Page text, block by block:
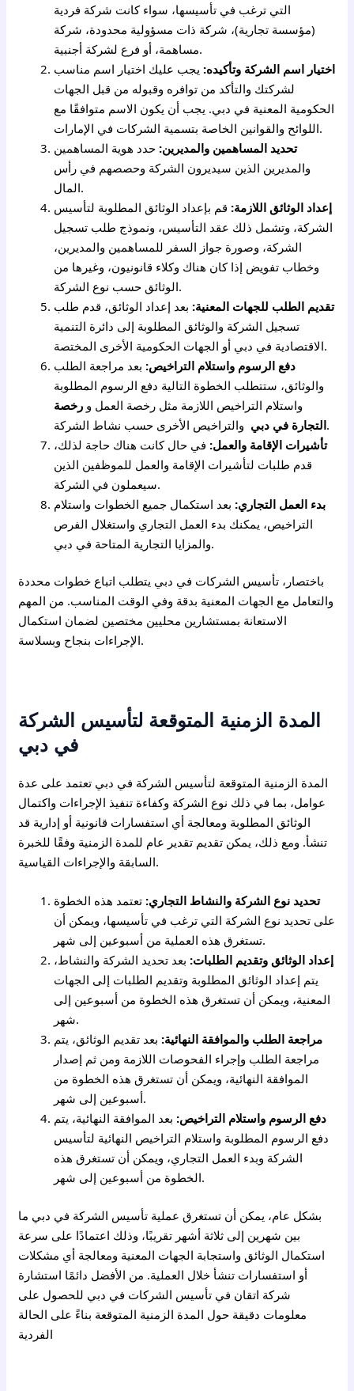
التي ترغب في تأسيسها، سواء كانت شركة فردية
(مؤسسة تجارية)، شركة ذات مسؤولية محدودة، شركة
مساهمة، أو فرع لشركة أجنبية.
اختيار اسم الشركة وتأكيده: يجب عليك اختيار اسم مناسب
لشركتك والتأكد من توافره وقبوله من قبل الجهات
الحكومية المعنية في دبي. يجب أن يكون الاسم متوافقًا مع
اللوائح والقوانين الخاصة بتسمية الشركات في الإمارات.
تحديد المساهمين والمديرين: حدد هوية المساهمين
والمديرين الذين سيديرون الشركة وحصصهم في رأس
المال.
إعداد الوثائق اللازمة: قم بإعداد الوثائق المطلوبة لتأسيس
الشركة، وتشمل ذلك عقد التأسيس، ونموذج طلب تسجيل
الشركة، وصورة جواز السفر للمساهمين والمديرين،
وخطاب تفويض إذا كان هناك وكلاء قانونيون، وغيرها من
الوثائق حسب نوع الشركة.
تقديم الطلب للجهات المعنية: بعد إعداد الوثائق، قدم طلب
تسجيل الشركة والوثائق المطلوبة إلى دائرة التنمية
الاقتصادية في دبي أو الجهات الحكومية الأخرى المختصة.
دفع الرسوم واستلام التراخيص: بعد مراجعة الطلب
والوثائق، ستتطلب الخطوة التالية دفع الرسوم المطلوبة
واستلام التراخيص اللازمة مثل رخصة العمل و رخصة
التجارة في دبيوالتراخيص الأخرى حسب نشاط الشركة.
تأشيرات الإقامة والعمل: في حال كانت هناك حاجة لذلك،
قدم طلبات لتأشيرات الإقامة والعمل للموظفين الذين
سيعملون في الشركة.
بدء العمل التجاري: بعد استكمال جميع الخطوات واستلام
التراخيص، يمكنك بدء العمل التجاري واستغلال الفرص
والمزايا التجارية المتاحة في دبي.
باختصار، تأسيس الشركات في دبي يتطلب اتباع خطوات محددة
والتعامل مع الجهات المعنية بدقة وفي الوقت المناسب. من المهم
الاستعانة بمستشارين محليين مختصين لضمان استكمال
الإجراءات بنجاح وبسلاسة.
المدة الزمنية المتوقعة لتأسيس الشركة
في دبي
المدة الزمنية المتوقعة لتأسيس الشركة في دبي تعتمد على عدة
عوامل، بما في ذلك نوع الشركة وكفاءة تنفيذ الإجراءات واكتمال
الوثائق المطلوبة ومعالجة أي استفسارات قانونية أو إدارية قد
تنشأ. ومع ذلك، يمكن تقديم تقدير عام للمدة الزمنية وفقًا للخبرة
السابقة والإجراءات القياسية.
تحديد نوع الشركة والنشاط التجاري: تعتمد هذه الخطوة
على تحديد نوع الشركة التي ترغب في تأسيسها، ويمكن أن
تستغرق هذه العملية من أسبوعين إلى شهر.
إعداد الوثائق وتقديم الطلبات: بعد تحديد الشركة والنشاط،
يتم إعداد الوثائق المطلوبة وتقديم الطلبات إلى الجهات
المعنية، ويمكن أن تستغرق هذه الخطوة من أسبوعين إلى
شهر.
مراجعة الطلب والموافقة النهائية: بعد تقديم الوثائق، يتم
مراجعة الطلب وإجراء الفحوصات اللازمة ومن ثم إصدار
الموافقة النهائية، ويمكن أن تستغرق هذه الخطوة من
أسبوعين إلى شهر.
دفع الرسوم واستلام التراخيص: بعد الموافقة النهائية، يتم
دفع الرسوم المطلوبة واستلام التراخيص النهائية لتأسيس
الشركة وبدء العمل التجاري، ويمكن أن تستغرق هذه
الخطوة من أسبوعين إلى شهر.
بشكل عام، يمكن أن تستغرق عملية تأسيس الشركة في دبي ما
بين شهرين إلى ثلاثة أشهر تقريبًا، وذلك اعتمادًا على سرعة
استكمال الوثائق واستجابة الجهات المعنية ومعالجة أي مشكلات
أو استفسارات تنشأ خلال العملية. من الأفضل دائمًا استشارة
شركة اتقان في تأسيس الشركات في دبي للحصول على
معلومات دقيقة حول المدة الزمنية المتوقعة بناءً على الحالة
الفردية